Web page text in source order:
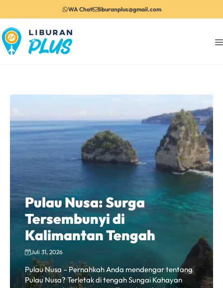
ke
isi
WA Chat liburanplus@gmail.com
Pulau Nusa: Surga
Tersembunyi di
Kalimantan Tengah
Juli 31, 2026
Pulau Nusa – Pernahkah Anda mendengar tentang
Pulau Nusa? Terletak di tengah Sungai Kahayan